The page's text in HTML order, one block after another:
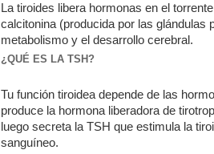
La tiroides libera hormonas en el
calcitonina (producida por las glándulas
metabolismo y el desarrollo cerebral.
¿QUÉ ES LA TSH?
Tu función tiroidea depende de las
produce la hormona liberadora de
luego secreta la TSH que estimula la
sanguíneo.